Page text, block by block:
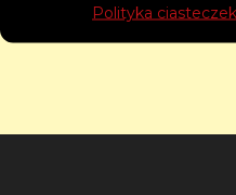
Polityka ciasteczek